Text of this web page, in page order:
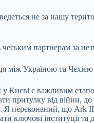
не за нашу
партнерам за
між Україною та
Києві є важливим
притулку від війни,
Я переконаний, що Ark
ключові інституції